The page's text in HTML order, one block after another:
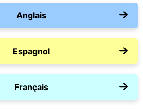
Anglais
Espagnol
Français